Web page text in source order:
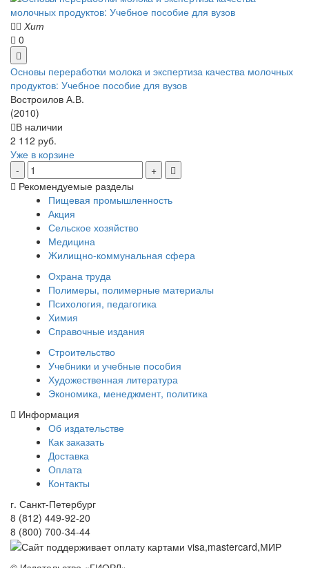
Хит
0
Основы переработки молока и экспертиза качества молочных
продуктов: Учебное пособие для вузов
Востроилов А.В.
(2010)
В наличии
2 112 руб.
Уже в корзине
Рекомендуемые разделы
Пищевая промышленность
Акция
Сельское хозяйство
Медицина
Жилищно-коммунальная сфера
Охрана труда
Полимеры, полимерные материалы
Психология, педагогика
Химия
Справочные издания
Строительство
Учебники и учебные пособия
Художественная литература
Экономика, менеджмент, политика
Информация
Об издательстве
Как заказать
Доставка
Оплата
Контакты
г. Санкт-Петербург
8 (812) 449-92-20
8 (800) 700-34-44